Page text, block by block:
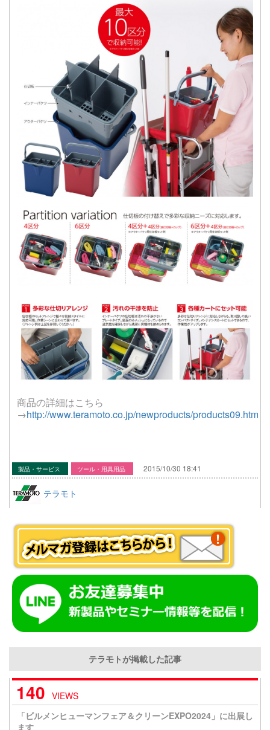
商品の詳細はこちら
→http://www.teramoto.co.jp/newproducts/products09.html
製品・サービス ツール・用具用品 2015/10/30 18:41
テラモト
テラモトが掲載した記事
140 VIEWS
「ビルメンヒューマンフェア＆クリーンEXPO2024」に出展し
ます